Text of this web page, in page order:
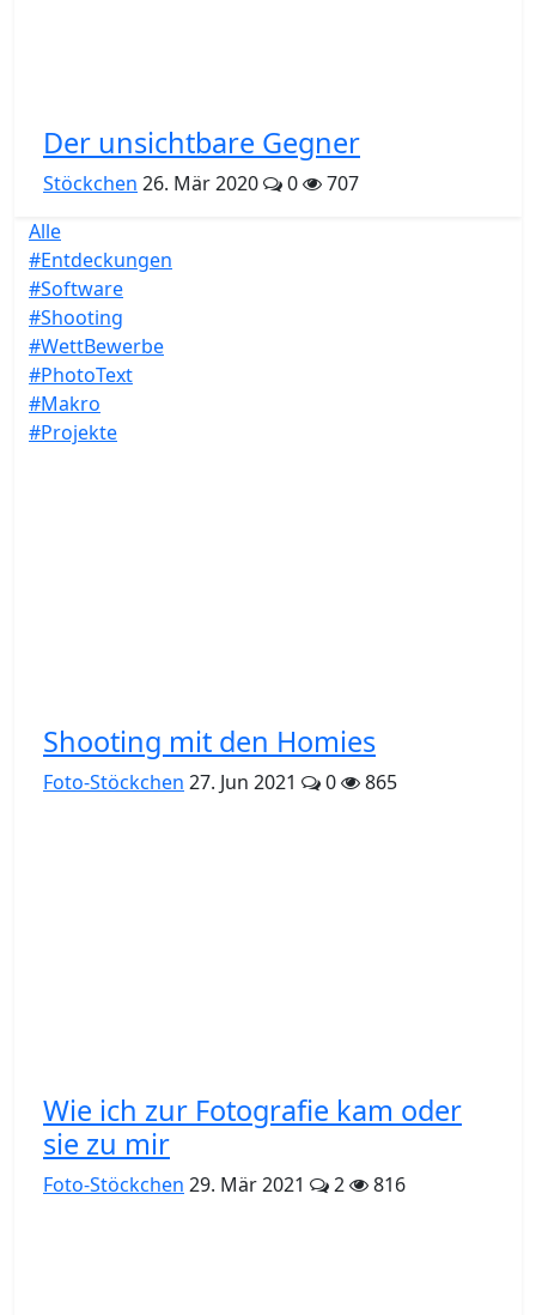
Der unsichtbare Gegner
Stöckchen 26. Mär 2020 0
707
Alle
#Entdeckungen
#Software
#Shooting
#WettBewerbe
#PhotoText
#Makro
#Projekte
Shooting mit den Homies
Foto-Stöckchen 27. Jun 2021 0 865
Wie ich zur Fotografie kam oder
sie zu mir
Foto-Stöckchen 29. Mär 2021 2 816